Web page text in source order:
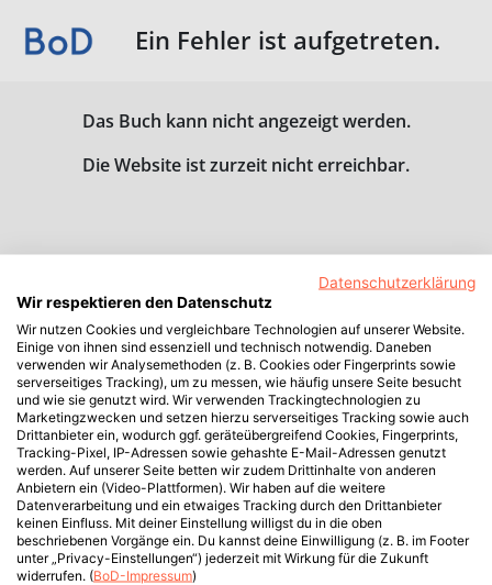
Ein Fehler ist aufgetreten.
Das Buch kann nicht angezeigt werden.
Die Website ist zurzeit nicht erreichbar.
Datenschutzerklärung
Wir respektieren den Datenschutz
Wir nutzen Cookies und vergleichbare Technologien auf unserer Website.
Einige von ihnen sind essenziell und technisch notwendig. Daneben
verwenden wir Analysemethoden (z. B. Cookies oder Fingerprints sowie
serverseitiges Tracking), um zu messen, wie häufig unsere Seite besucht
und wie sie genutzt wird. Wir verwenden Trackingtechnologien zu
Marketingzwecken und setzen hierzu serverseitiges Tracking sowie auch
Drittanbieter ein, wodurch ggf. geräteübergreifend Cookies, Fingerprints,
Tracking-Pixel, IP-Adressen sowie gehashte E-Mail-Adressen genutzt
werden. Auf unserer Seite betten wir zudem Drittinhalte von anderen
Anbietern ein (Video-Plattformen). Wir haben auf die weitere
Datenverarbeitung und ein etwaiges Tracking durch den Drittanbieter
keinen Einfluss. Mit deiner Einstellung willigst du in die oben
beschriebenen Vorgänge ein. Du kannst deine Einwilligung (z. B. im Footer
unter „Privacy-Einstellungen“) jederzeit mit Wirkung für die Zukunft
widerrufen. (BoD-Impressum)